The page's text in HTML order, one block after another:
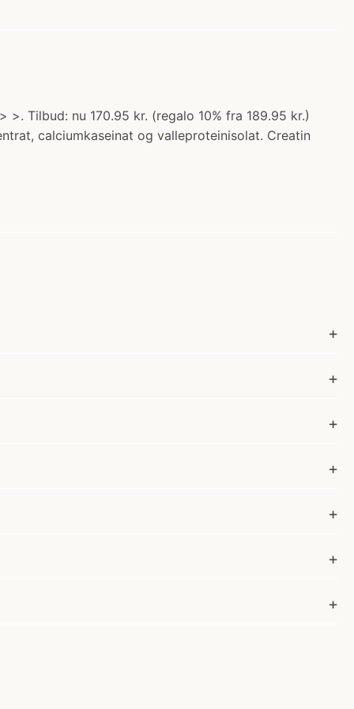
Tilbud: nu 170.95 kr. (regalo 10% fra 189.95 kr.)
calciumkaseinat og valleproteinisolat. Creatin